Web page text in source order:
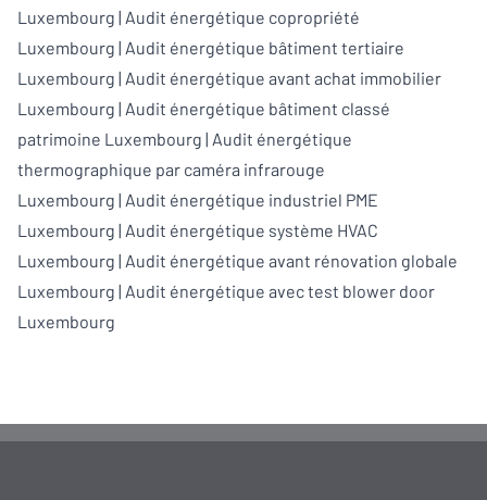
Luxembourg | Audit énergétique copropriété
Luxembourg | Audit énergétique bâtiment tertiaire
Luxembourg | Audit énergétique avant achat immobilier
Luxembourg | Audit énergétique bâtiment classé
patrimoine Luxembourg | Audit énergétique
thermographique par caméra infrarouge
Luxembourg | Audit énergétique industriel PME
Luxembourg | Audit énergétique système HVAC
Luxembourg | Audit énergétique avant rénovation globale
Luxembourg | Audit énergétique avec test blower door
Luxembourg